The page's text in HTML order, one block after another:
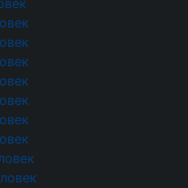
это откладывается в
торта. Поэтому
свадьбу — не просто
целый сервисный
В МОСКВЕ: ФУРШЕТ ИЛИ